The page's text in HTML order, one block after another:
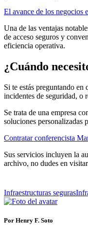
El avance de los negocios
Una de las ventajas
de acceso seguros y
eficiencia operativa.
¿Cuándo
Si te estás preguntando
incidentes de seguridad, o
Se trata de una empresa
soluciones personalizadas
Contratar conferencista
Sus servicios incluyen la
archivo, no dudes en
Infraestructuras seguras
Por Henry F. Soto